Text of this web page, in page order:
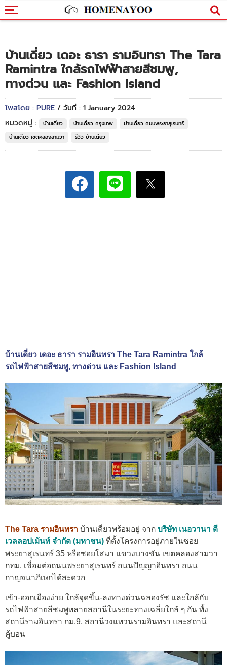
บ้านเดี่ยว เดอะ ธารา รามอินทรา The Tara
Ramintra ใกล้รถไฟฟ้าสายสีชมพู,
ทางด่วน และ Fashion Island
โพสโดย : PURE / วันที่ : 1 January 2024
หมวดหมู่ :
บ้านเดี่ยว บ้านเดี่ยว กรุงเทพ
บ้านเดี่ยว ถนนพระยาสุเรนทร์
บ้านเดี่ยว เขตคลองสามวา
รีวิว บ้านเดี่ยว
บ้านเดี่ยว เดอะ ธารา รามอินทรา The Tara Ramintra ใกล้
รถไฟฟ้าสายสีชมพู, ทางด่วน และ Fashion Island
The Tara รามอินทรา บ้านเดี่ยวพร้อมอยู่ จาก บริษัท เนอวานา ดี
เวลลอปเม้นท์ จำกัด (มหาชน) ที่ตั้งโครงการอยู่ภายในซอย
พระยาสุเรนทร์ 35 หรือซอยโสมา แขวงบางชัน เขตคลองสามวา
กทม. เชื่อมต่อถนนพระยาสุเรนทร์ ถนนปัญญาอินทรา ถนน
กาญจนาภิเษกได้สะดวก
เข้า-ออกเมืองง่าย ใกล้จุดขึ้น-ลงทางด่วนฉลองรัช และใกล้กับ
รถไฟฟ้าสายสีชมพูหลายสถานีในระยะทางเฉลี่ยใกล้ ๆ กัน ทั้ง
สถานีรามอินทรา กม.9, สถานีวงแหวนรามอินทรา และสถานี
คู้บอน